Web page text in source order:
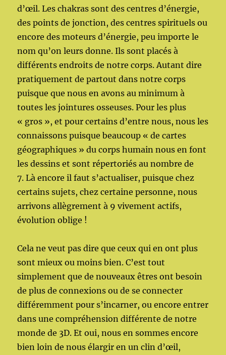
d’œil. Les chakras sont des centres d’énergie,
des points de jonction, des centres spirituels ou
encore des moteurs d’énergie, peu importe le
nom qu’on leurs donne. Ils sont placés à
différents endroits de notre corps. Autant dire
pratiquement de partout dans notre corps
puisque que nous en avons au minimum à
toutes les jointures osseuses. Pour les plus
« gros », et pour certains d’entre nous, nous les
connaissons puisque beaucoup « de cartes
géographiques » du corps humain nous en font
les dessins et sont répertoriés au nombre de
7. Là encore il faut s’actualiser, puisque chez
certains sujets, chez certaine personne, nous
arrivons allègrement à 9 vivement actifs,
évolution oblige !
Cela ne veut pas dire que ceux qui en ont plus
sont mieux ou moins bien. C’est tout
simplement que de nouveaux êtres ont besoin
de plus de connexions ou de se connecter
différemment pour s’incarner, ou encore entrer
dans une compréhension différente de notre
monde de 3D. Et oui, nous en sommes encore
bien loin de nous élargir en un clin d’œil,